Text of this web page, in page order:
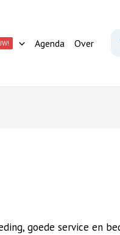
Agenda Over
goede service en